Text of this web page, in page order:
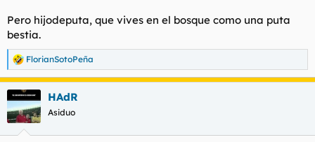
Ver el archivos adjunto 209673
Pero hijodeputa, que vives en el bosque como una puta
bestia.
R
e
a
c
c
i
FlorianSotoPeña
HAdR
Asiduo